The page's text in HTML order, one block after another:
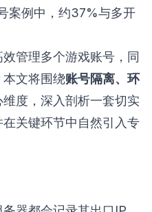
案例中，约37%与多开
管理多个游戏账号，同
文将围绕账号隔离、环
度，深入剖析一套切实
关键环节中自然引入专